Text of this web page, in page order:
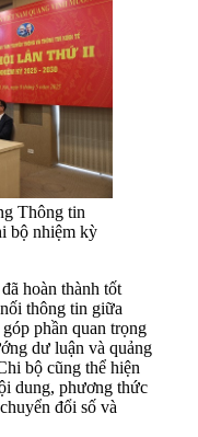
Thông tin
bộ nhiệm kỳ
hoàn thành tốt
thông tin giữa
phần quan trọng
dư luận và quảng
bộ cũng thể hiện
dung, phương thức
đổi số và